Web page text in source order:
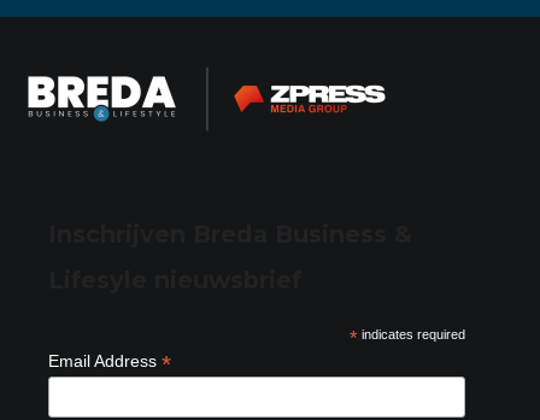
*indicates required
Email Address *